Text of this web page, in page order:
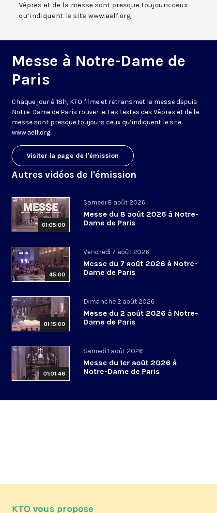
Vêpres et de la messe sont presque toujours ceux
qu’indiquent le site www.aelf.org.
Messe à Notre-Dame de
Paris
Chaque jour à 18h, KTO filme et retransmet la messe depuis
Notre-Dame de Paris rouverte. Les textes des Vêpres et de la
messe sont presque toujours ceux qu’indiquent le site
www.aelf.org.
Visiter la page de l'émission
Autres vidéos de l'émission
01:05:00
Samedi 8 août 2026
Messe du 8 août 2026 à Notre-
Dame de Paris
45:00
Vendredi 7 août 2026
Messe du 7 août 2026 à Notre-
Dame de Paris
01:15:00
Dimanche 2 août 2026
Messe du 2 août 2026 à Notre-
Dame de Paris
01:01:46
Samedi 1 août 2026
Messe du 1er août 2026 à
Notre-Dame de Paris
KTO vous propose